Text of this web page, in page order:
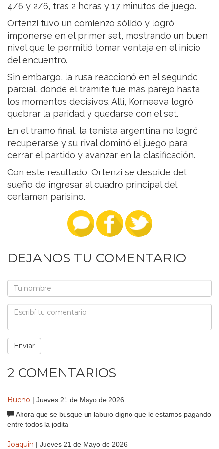
4/6 y 2/6, tras 2 horas y 17 minutos de juego.
Ortenzi tuvo un comienzo sólido y logró
imponerse en el primer set, mostrando un buen
nivel que le permitió tomar ventaja en el inicio
del encuentro.
Sin embargo, la rusa reaccionó en el segundo
parcial, donde el trámite fue más parejo hasta
los momentos decisivos. Allí, Korneeva logró
quebrar la paridad y quedarse con el set.
En el tramo final, la tenista argentina no logró
recuperarse y su rival dominó el juego para
cerrar el partido y avanzar en la clasificación.
Con este resultado, Ortenzi se despide del
sueño de ingresar al cuadro principal del
certamen parisino.
DEJANOS TU COMENTARIO
2 COMENTARIOS
Bueno | Jueves 21 de Mayo de 2026
Ahora que se busque un laburo digno que le estamos pagando
entre todos la jodita
Joaquin | Jueves 21 de Mayo de 2026